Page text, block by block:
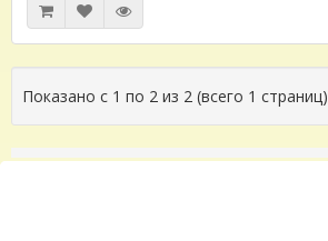
Показано с 1 по 2 из 2 (всего 1 страниц)